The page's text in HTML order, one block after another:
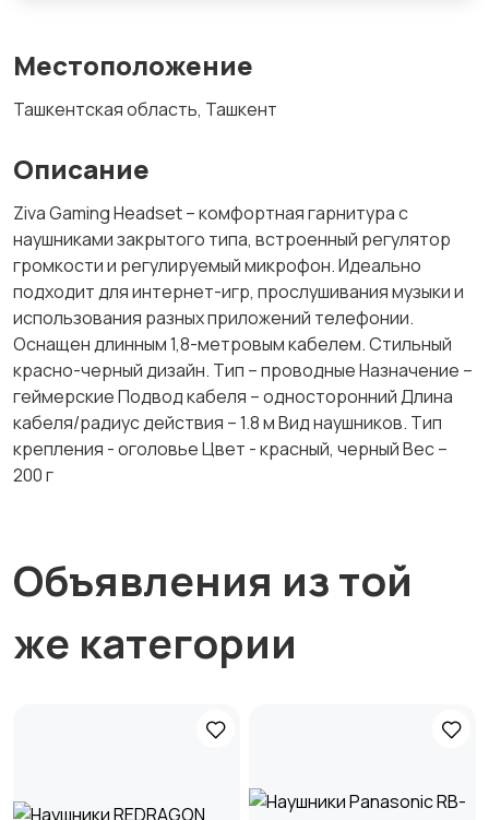
Местоположение
Ташкентская область, Ташкент
Описание
Ziva Gaming Headset – комфортная гарнитура с
наушниками закрытого типа, встроенный регулятор
громкости и регулируемый микрофон. Идеально
подходит для интернет-игр, прослушивания музыки и
использования разных приложений телефонии.
Оснащен длинным 1,8-метровым кабелем. Стильный
красно-черный дизайн. Тип – проводные Назначение –
геймерские Подвод кабеля – односторонний Длина
кабеля/радиус действия – 1.8 м Вид наушников. Тип
крепления - оголовье Цвет - красный, черный Вес –
200 г
Объявления из той
же категории